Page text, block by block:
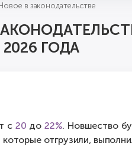
Новое в законодательстве
ГОДА
с 20 до 22%. Новшество
отгрузили,